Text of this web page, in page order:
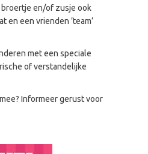
broertje en/of zusje ook
en een vrienden ’team’
met een speciale
of verstandelijke
Informeer gerust voor